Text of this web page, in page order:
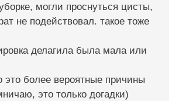
могли проснуться цисты,
не подействовал. такое тоже
делагила была мала или
это более вероятные причины
это только догадки)